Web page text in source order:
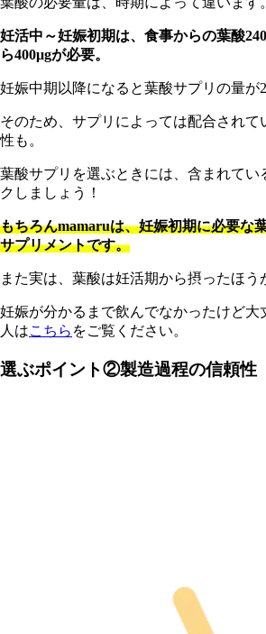
妊活中～妊娠初期は、食事からの葉酸
ら400μgが必要。
妊娠中期以降になると葉酸サプリの量が
そのため、サプリによっては配合されて
性も。
葉酸サプリを選ぶときには、含まれてい
クしましょう！
もちろんmamaruは、妊娠初期に必要な
サプリメントです。
また実は、葉酸は妊活期から摂ったほう
妊娠が分かるまで飲んでなかったけど大
人はこちら をご覧ください。
選ぶポイント②製造過程の信頼性